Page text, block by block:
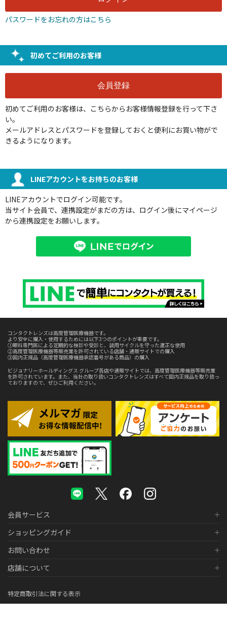
パスワードをお忘れの方はこちら
初めてご利用のお客様
初めてご利用のお客様は、こちらからお客様情報登録を行って下さ
い。
メールアドレスとパスワードを登録しておくと便利にお買い物がで
きるようになります。
LINEアカウントをお持ちのお客様
LINEアカウントでログイン可能です。
当サイト会員で、連携設定がまだの方は、ログイン後にマイページ
から連携設定をお願いします。
コンタクトレンズは高度管理医療機器です。
より安全に購入・使用するためには以下3つのポイントが重要です。
①眼科専門医による定期的な検診や受診と、装用サイクルを守った適正な使用
②高度管理医療機器等販売業を許可されている店舗・通販サイトでの購入
③国内正規品（高度管理医療機器承認番号がある商品）の購入
ビジョナリーホールディングス グループ各店や通販サイトでは、高度管理医療機器等販売業
を許可されています。また、当社の取り扱いコンタクトレンズはすべて国内正規品を取り扱っ
ておりますので、ぜひご利用ください。
会員サービス
ショッピングガイド
お問い合わせ
店舗について
特定商取引法に関する表示